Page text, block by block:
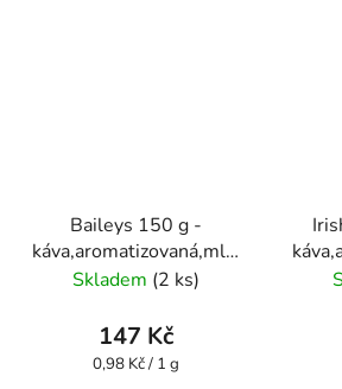
Baileys 150 g -
káva,aromatizovaná,mletá
- Oxalis
Skladem (2 ks)
147 Kč
Měrná
0,98 Kč / 1 g